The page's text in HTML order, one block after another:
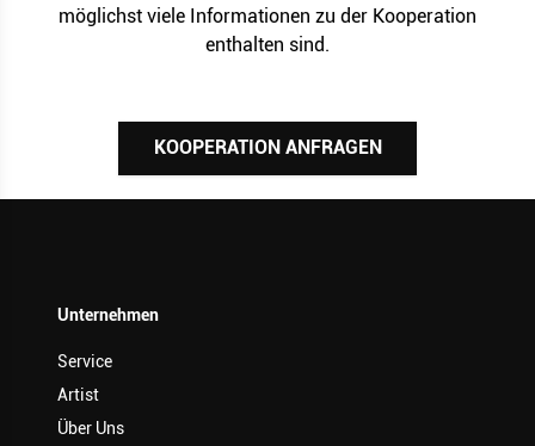
möglichst viele Informationen zu der Kooperation
enthalten sind.
KOOPERATION ANFRAGEN
Unternehmen
Service
Artist
Über Uns